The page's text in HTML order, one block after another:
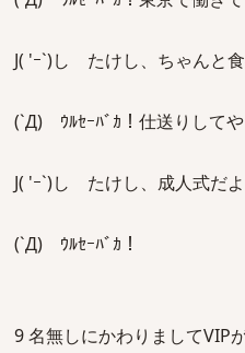
J( 'ｰ`)し たけし、ちゃんと
(`Д) ｳﾙｾｰﾊﾞｶ！仕送りして
J( 'ｰ`)し たけし、成人式だよ
(`Д) ｳﾙｾｰﾊﾞｶ！
9 名無しにかわりましてVIP